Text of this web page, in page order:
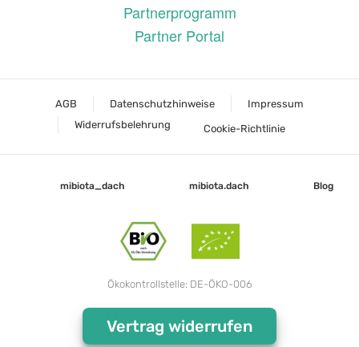
Partnerprogramm
Partner Portal
AGB Datenschutzhinweise
Impressum
Widerrufsbelehrung
Cookie-Richtlinie
mibiota_dach mibiota.dach Blog
Ökokontrollstelle: DE-ÖKO-006
Vertrag widerrufen